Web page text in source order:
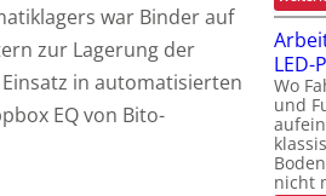
war Binder auf
zur Lagerung der
in automatisierten
EQ von Bito-
z
i
f
i
s
c
LED-
Wo
und
nicht